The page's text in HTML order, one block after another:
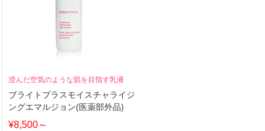
澄んだ空気のような肌を目指す乳液
ブライトプラスモイスチャライジ
ングエマルジョン(医薬部外品)
¥8,500～